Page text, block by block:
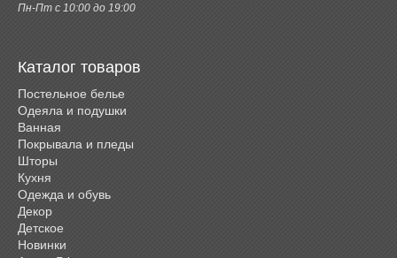
Пн-Пт с 10:00 до 19:00
Каталог товаров
Постельное белье
Одеяла и подушки
Ванная
Покрывала и пледы
Шторы
Кухня
Одежда и обувь
Декор
Детское
Новинки